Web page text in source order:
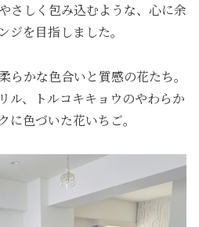
さしく包み込むような、心に余
ジを目指しました。
らかな色合いと質感の花たち。
ル、トルコキキョウのやわらか
に色づいた花いちご。